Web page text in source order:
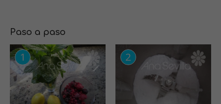
Paso a paso